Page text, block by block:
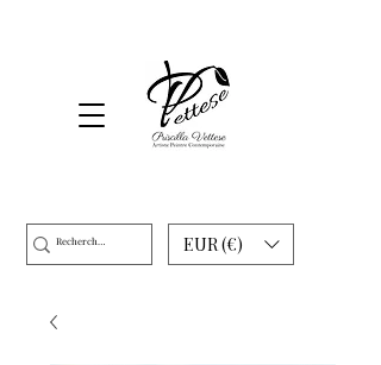
EUR (€)